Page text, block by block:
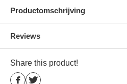
Productomschrijving
Reviews
Share this product!